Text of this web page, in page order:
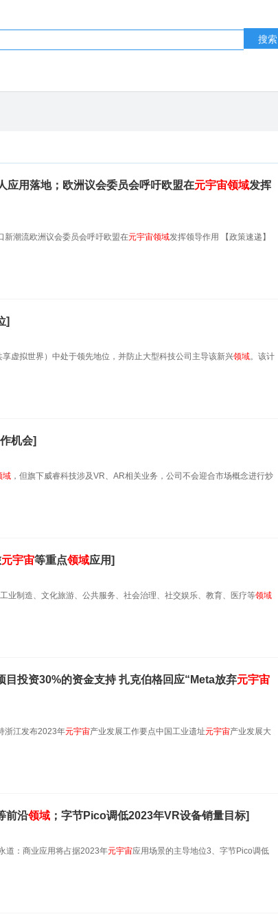
搜索
应用落地；欧洲议会委员会呼吁欧盟在元宇宙领域发挥
新潮流欧洲议会委员会呼吁欧盟在元宇宙领域发挥领导作用 【政策速递】
]
享虚拟世界）中处于领先地位，并防止大型科技公司主导该新兴领域。该计
机会]
域 ，但旗下威睿科技涉及VR、AR相关业务，公司不会迎合市场概念进行炒
元宇宙等重点领域应用]
业制造、文化旅游、公共服务、社会治理、社交娱乐、教育、医疗等领域
目投资30%的资金支持 扎克伯格回应“Meta放弃元宇宙
浙江发布2023年元宇宙产业发展工作要点中国工业遗址元宇宙产业发展大
前沿领域 ；字节Pico调低2023年VR设备销量目标]
道：商业应用将占据2023年元宇宙应用场景的主导地位3、字节Pico调低